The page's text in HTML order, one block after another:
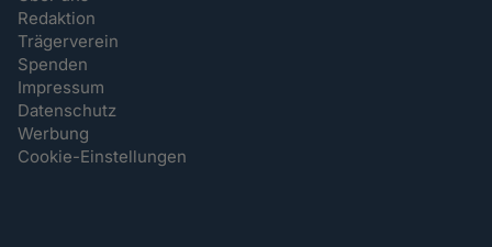
Redaktion
Trägerverein
Spenden
Impressum
Datenschutz
Werbung
Cookie-Einstellungen